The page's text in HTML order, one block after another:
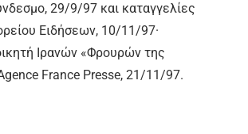
29/9/97 και καταγγελίες
Ειδήσεων, 10/11/97·
Ιρανών «Φρουρών της
France Presse, 21/11/97.